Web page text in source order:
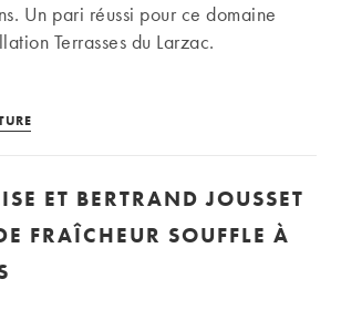
Un pari réussi pour ce domaine
Terrasses du Larzac.
Mas
Séranne
|
ET BERTRAND JOUSSET
FRAÎCHEUR SOUFFLE À